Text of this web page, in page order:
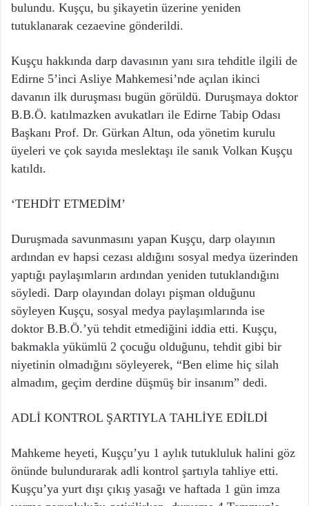
bulundu. Kuşçu, bu şikayetin üzerine yeniden
tutuklanarak cezaevine gönderildi.
Kuşçu hakkında darp davasının yanı sıra tehditle ilgili de
Edirne 5’inci Asliye Mahkemesi’nde açılan ikinci
davanın ilk duruşması bugün görüldü. Duruşmaya doktor
B.B.Ö. katılmazken avukatları ile Edirne Tabip Odası
Başkanı Prof. Dr. Gürkan Altun, oda yönetim kurulu
üyeleri ve çok sayıda meslektaşı ile sanık Volkan Kuşçu
katıldı.
‘TEHDİT ETMEDİM’
Duruşmada savunmasını yapan Kuşçu, darp olayının
ardından ev hapsi cezası aldığını sosyal medya üzerinden
yaptığı paylaşımların ardından yeniden tutuklandığını
söyledi. Darp olayından dolayı pişman olduğunu
söyleyen Kuşçu, sosyal medya paylaşımlarında ise
doktor B.B.Ö.’yü tehdit etmediğini iddia etti. Kuşçu,
bakmakla yükümlü 2 çocuğu olduğunu, tehdit gibi bir
niyetinin olmadığını söyleyerek, “Ben elime hiç silah
almadım, geçim derdine düşmüş bir insanım” dedi.
ADLİ KONTROL ŞARTIYLA TAHLİYE EDİLDİ
Mahkeme heyeti, Kuşçu’yu 1 aylık tutukluluk halini göz
önünde bulundurarak adli kontrol şartıyla tahliye etti.
Kuşçu’ya yurt dışı çıkış yasağı ve haftada 1 gün imza